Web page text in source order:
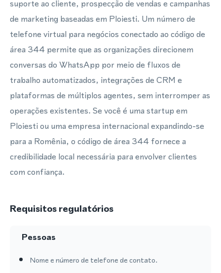
suporte ao cliente, prospecção de vendas e campanhas
de marketing baseadas em Ploiesti. Um número de
telefone virtual para negócios conectado ao código de
área 344 permite que as organizações direcionem
conversas do WhatsApp por meio de fluxos de
trabalho automatizados, integrações de CRM e
plataformas de múltiplos agentes, sem interromper as
operações existentes. Se você é uma startup em
Ploiesti ou uma empresa internacional expandindo-se
para a Romênia, o código de área 344 fornece a
credibilidade local necessária para envolver clientes
com confiança.
Requisitos regulatórios
Pessoas
Nome e número de telefone de contato.